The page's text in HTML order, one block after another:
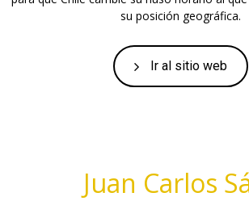
su posición geográfica.
Ir al sitio web
Juan Carlos